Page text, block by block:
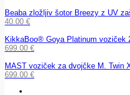
Beaba zložljiv šotor Breezy z UV
40.00 €
KikkaBoo® Goya Platinum voziček
699.00 €
MAST voziček za dvojčke M. Twin
699.00 €